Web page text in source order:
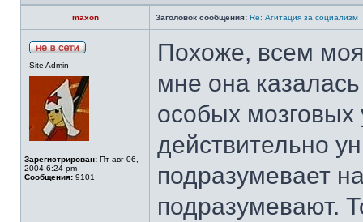
maxon Заголовок сообщения: Re: Агитация за социализм
Site Admin
Зарегистрирован: Пт авг 06,
2004 6:24 pm
Сообщения: 9101
Похоже, всем
мне она
особых мозговых
действительно
подразумевает
подразумевают.